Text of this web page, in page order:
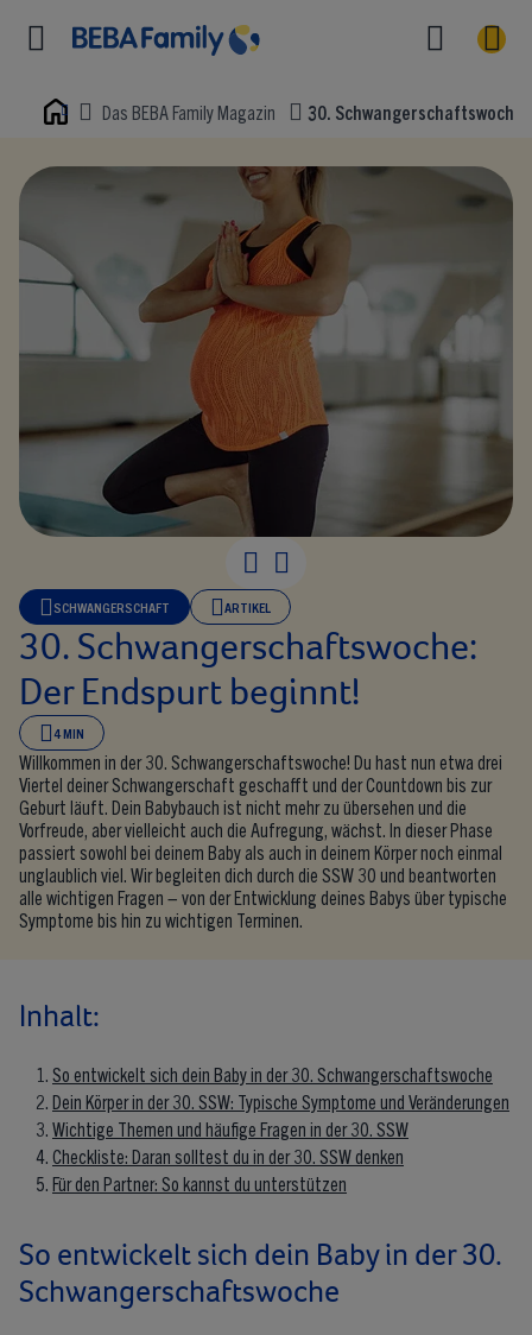
Home Das BEBA Family Magazin 30.
SCHWANGERSCHAFT ARTIKEL
30. Schwangerschaftswoche:
Der Endspurt beginnt!
4 MIN
Willkommen in der 30. Schwangerschaftswoche! Du hast nun etwa drei
Viertel deiner Schwangerschaft geschafft und der Countdown bis zur
Geburt läuft. Dein Babybauch ist nicht mehr zu übersehen und die
Vorfreude, aber vielleicht auch die Aufregung, wächst. In dieser Phase
passiert sowohl bei deinem Baby als auch in deinem Körper noch einmal
unglaublich viel. Wir begleiten dich durch die SSW 30 und beantworten
alle wichtigen Fragen – von der Entwicklung deines Babys über typische
Symptome bis hin zu wichtigen Terminen.
Inhalt:
So entwickelt sich dein Baby in der 30. Schwangerschaftswoche
Dein Körper in der 30. SSW: Typische Symptome und Veränderungen
Wichtige Themen und häufige Fragen in der 30. SSW
Checkliste: Daran solltest du in der 30. SSW denken
Für den Partner: So kannst du unterstützen
So entwickelt sich dein Baby in der 30.
Schwangerschaftswoche